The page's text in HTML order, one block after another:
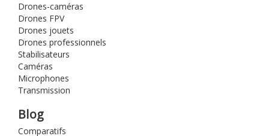
Drones-caméras
Drones FPV
Drones jouets
Drones professionnels
Stabilisateurs
Caméras
Microphones
Transmission
Blog
Comparatifs